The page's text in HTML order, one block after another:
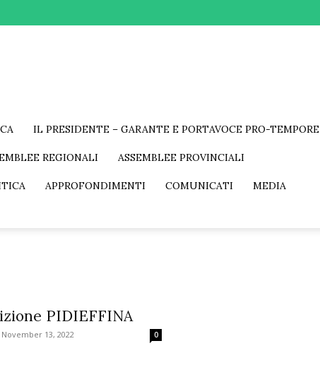
IL PRESIDENTE – GARANTE E PORTAVOCE PRO-TEMPORE
REGIONALI ASSEMBLEE PROVINCIALI
APPROFONDIMENTI COMUNICATI MEDIA
PIDIEFFINA
November 13, 2022 0